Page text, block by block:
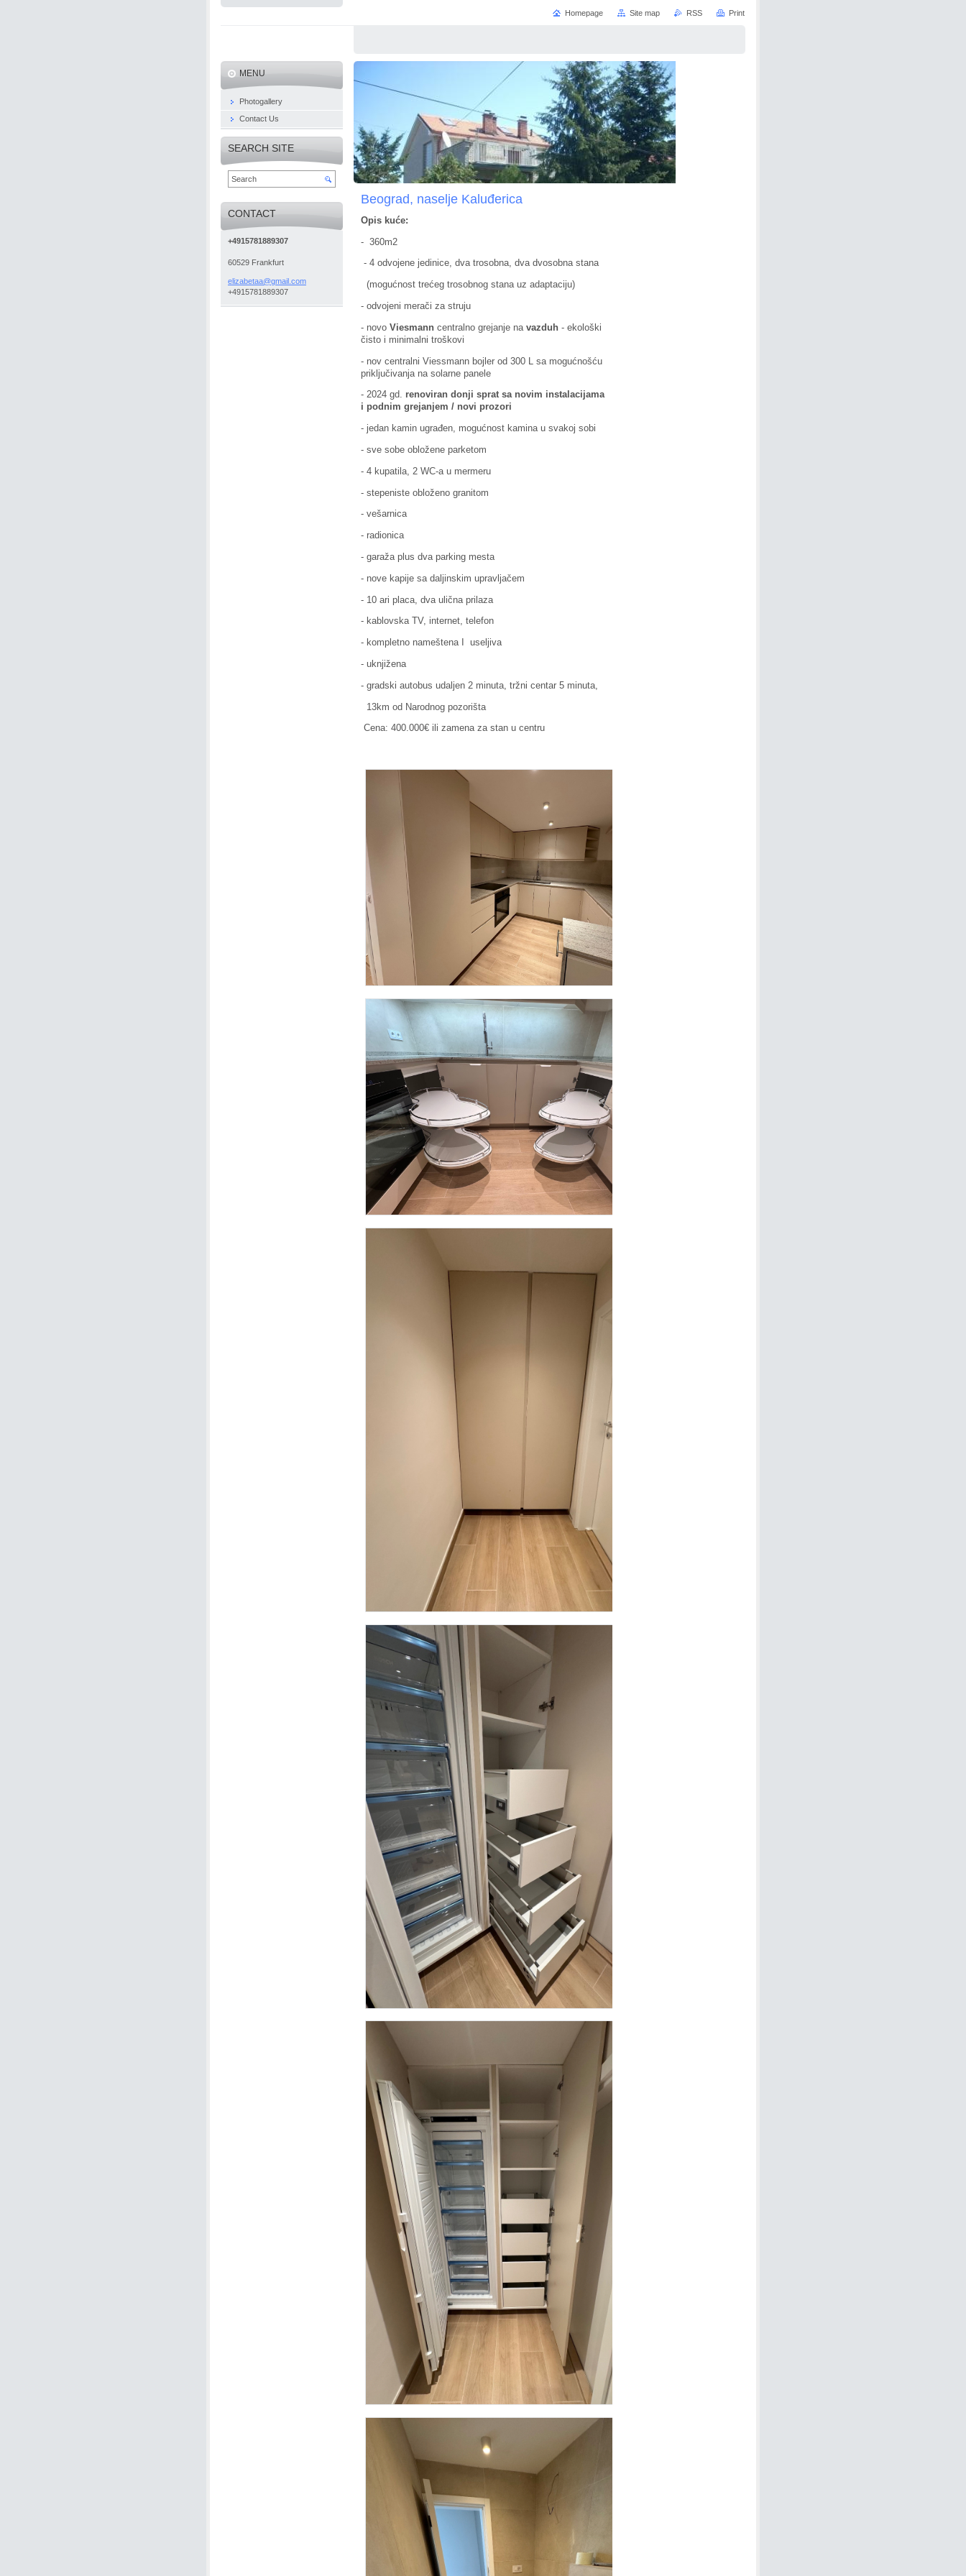
Beograd, naselje Kaluđerica
Opis kuće:
- 360m2
- 4 odvojene jedinice, dva trosobna, dva dvosobna stana
(mogućnost trećeg trosobnog stana uz adaptaciju)
- odvojeni merači za struju
- novo Viesmann centralno grejanje na vazduh - ekološki
čisto i minimalni troškovi
- nov centralni Viessmann bojler od 300 L sa mogućnošću
priključivanja na solarne panele
- 2024 gd. renoviran donji sprat sa novim instalacijama
i podnim grejanjem / novi prozori
- jedan kamin ugrađen, mogućnost kamina u svakoj sobi
- sve sobe obložene parketom
- 4 kupatila, 2 WC-a u mermeru
- stepeniste obloženo granitom
- vešarnica
- radionica
- garaža plus dva parking mesta
- nove kapije sa daljinskim upravljačem
- 10 ari placa, dva ulična prilaza
- kablovska TV, internet, telefon
- kompletno nameštena I useljiva
- uknjižena
- gradski autobus udaljen 2 minuta, tržni centar 5 minuta,
13km od Narodnog pozorišta
Cena: 400.000€ ili zamena za stan u centru
MENU
Photogallery
Contact Us
SEARCH SITE
CONTACT
+4915781889307
60529 Frankfurt
elizabetaa@gmail .com
+4915781889307
Homepage Site map RSS Print